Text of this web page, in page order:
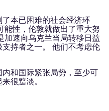
本已困难的社会经济环
能性，伦敦就做出了重大努
加速向乌克兰当局转移日益
持者之一。 他们不考虑伦
和国际紧张局势，至少可
很黯淡。